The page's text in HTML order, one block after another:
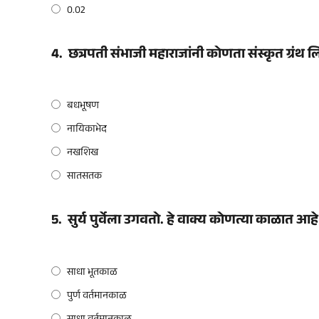
0.02
4. छत्रपती संभाजी महाराजांनी कोणता संस्कृत ग्रंथ
बधभूषण
नायिकाभेद
नखशिख
सातसतक
5. सुर्य पुर्वेला उगवतो. हे वाक्य कोणत्या काळात आहे
साधा भूतकाळ
पुर्ण वर्तमानकाळ